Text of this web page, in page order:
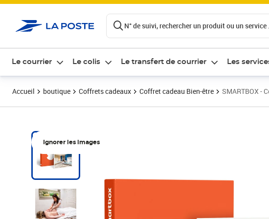
N° de suivi, rechercher un produit ou un service
Le courrier Le colis Le transfert de courrier Les
Accueil boutique Coffrets cadeaux Coffret cadeau Bien-être SMARTBOX -
Ignorer les images